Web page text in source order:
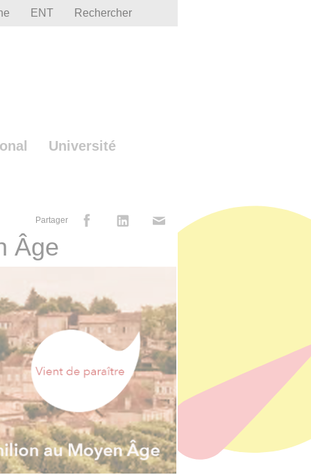
ENT Rechercher
Université
Partager
Âge